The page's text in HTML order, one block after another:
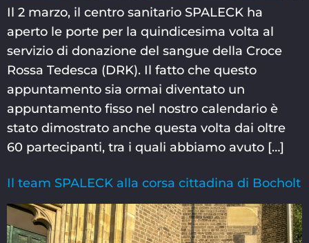
Il 2 marzo, il centro sanitario SPALECK ha
aperto le porte per la quindicesima volta al
servizio di donazione del sangue della Croce
Rossa Tedesca (DRK). Il fatto che questo
appuntamento sia ormai diventato un
appuntamento fisso nel nostro calendario è
stato dimostrato anche questa volta dai oltre
60 partecipanti, tra i quali abbiamo avuto […]
Il team SPALECK alla corsa cittadina di Bocholt